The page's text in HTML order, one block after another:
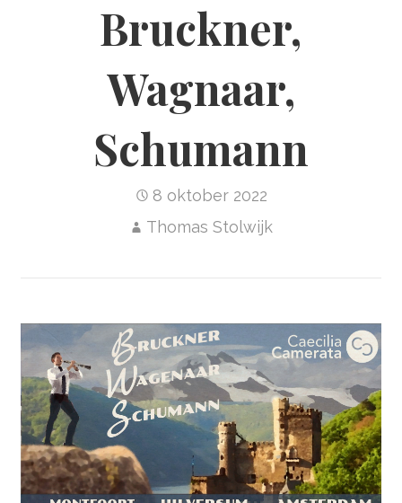
Bruckner,
Wagnaar,
Schumann
8 oktober 2022
Thomas Stolwijk